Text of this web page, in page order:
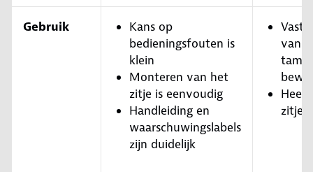
Gebruik
Kans op
bedieningsfouten is
klein
Monteren van het
zitje is eenvoudig
Handleiding en
waarschuwingslabels
zijn duidelijk
van
Heel
zitje